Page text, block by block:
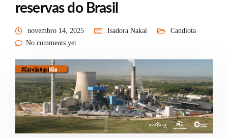
reservas do Brasil
novembro 14, 2025 Isadora Nakai
Candiota
No comments yet